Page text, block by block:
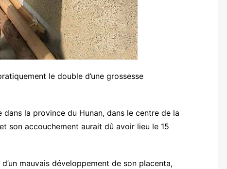
le double d’une grossesse
dans la province du Hunan, dans le centre de la
son accouchement aurait dû avoir lieu le 15
mauvais développement de son placenta,